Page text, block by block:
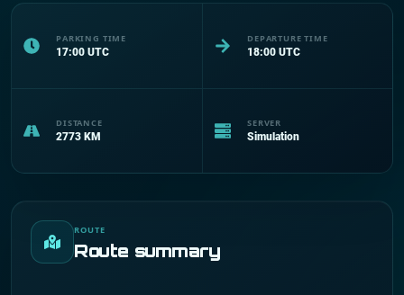
PARKING TIME
17:00 UTC
DEPARTURE TIME
18:00 UTC
DISTANCE
2773 KM
SERVER
Simulation
ROUTE
Route summary